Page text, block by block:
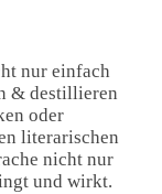
nur einfach
& destillieren
oder
literarischen
nicht nur
und wirkt.